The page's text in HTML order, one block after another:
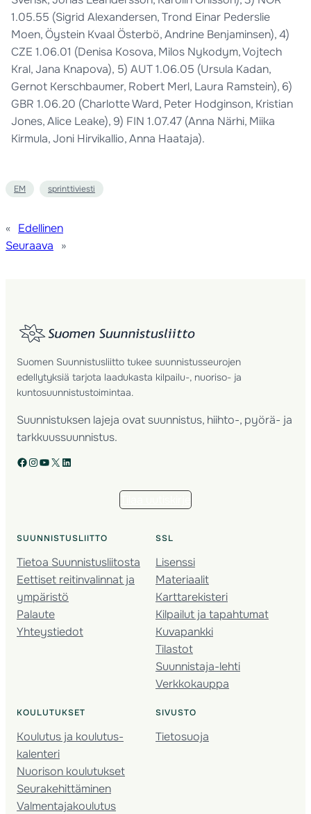
1.05.55 (Sigrid Alexandersen, Trond Einar Pederslie
Moen, Öystein Kvaal Österbö, Andrine Benjaminsen), 4)
CZE 1.06.01 (Denisa Kosova, Milos Nykodym, Vojtech
Kral, Jana Knapova), 5) AUT 1.06.05 (Ursula Kadan,
Gernot Kerschbaumer, Robert Merl, Laura Ramstein), 6)
GBR 1.06.20 (Charlotte Ward, Peter Hodginson, Kristian
Jones, Alice Leake), 9) FIN 1.07.47 (Anna Närhi, Miika
Kirmula, Joni Hirvikallio, Anna Haataja).
EM sprinttiviesti
« Edellinen
Seuraava
»
Suomen Suunnistusliitto tukee suunnistusseurojen
edellytyksiä tarjota laadukasta kilpailu-, nuoriso- ja
kuntosuunnistustoimintaa.
Suunnistuksen lajeja ovat suunnistus, hiihto-, pyörä- ja
tarkkuussuunnistus.
Facebook Instagram YouTube X LinkedIn
SUUNNISTUSLIITTO
Tietoa Suunnistusliitosta
Eettiset reitinvalinnat ja
ympäristö
Palaute
Yhteystiedot
SSL
Lisenssi
Materiaalit
Karttarekisteri
Kilpailut ja tapahtumat
Kuvapankki
Tilastot
Suunnistaja-lehti
Verkkokauppa
KOULUTUKSET
Koulutus ja koulutus­
kalenteri
Nuorison koulutukset
Seura­kehittäminen
Valmentaja­koulutus
SIVUSTO
Tietosuoja